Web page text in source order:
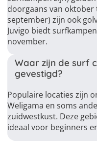
doorgaans van
september) zijn ook
Juvigo biedt
november.
Waar zijn de surf
gevestigd?
Populaire locaties zijn
Weligama en soms
zuidwestkust. Deze
ideaal voor beginners